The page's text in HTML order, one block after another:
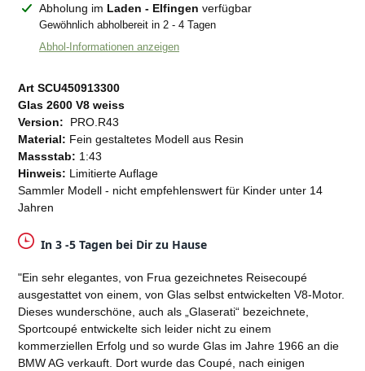
ProduktAbholung im Laden - Elfingen verfügbar
Gewöhnlich abholbereit in 2 - 4 Tagen
Abhol-Informationen anzeigen
Art SCU450913300
Glas 2600 V8 weiss
Version:
PRO.R43
Material: Fein gestaltetes Modell aus Resin
Massstab: 1:43
Hinweis: Limitierte Auflage
Sammler Modell - nicht empfehlenswert für Kinder unter 14
Jahren
In 3 -5 Tagen bei Dir zu Hause
"Ein sehr elegantes, von Frua gezeichnetes Reisecoupé
ausgestattet von einem, von Glas selbst entwickelten V8-Motor.
Dieses wunderschöne, auch als „Glaserati“ bezeichnete,
Sportcoupé entwickelte sich leider nicht zu einem
kommerziellen Erfolg und so wurde Glas im Jahre 1966 an die
BMW AG verkauft. Dort wurde das Coupé, nach einigen